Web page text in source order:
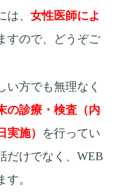
、 女性医師によ
すので、どうぞご
い方でも無理なく
の診療・検査（内
施） を行ってい
けでなく、 WEB
。